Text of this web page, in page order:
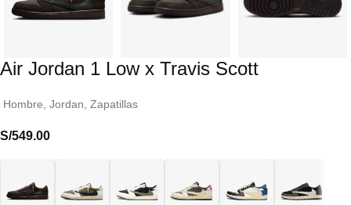
Air Jordan 1 Low x Travis Scott
Hombre Jordan Zapatillas
S/549.00